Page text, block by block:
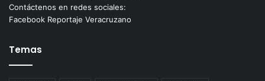
Contáctenos en redes sociales:
Facebook Reportaje Veracruzano
Temas